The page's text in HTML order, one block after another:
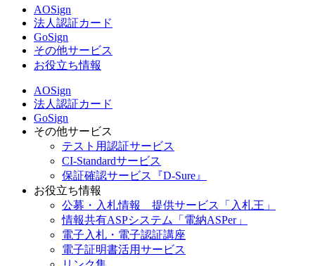
AOSign
法人認証カード
GoSign
その他サービス
お役立ち情報
AOSign
法人認証カード
GoSign
その他サービス
テスト用認証サービス
CI-Standardサービス
保証確認サービス『D-Sure』
お役立ち情報
公募・入札情報 提供サービス「入札王」
情報共有ASPシステム「電納ASPer」
電子入札・電子認証講座
電子証明書活用サービス